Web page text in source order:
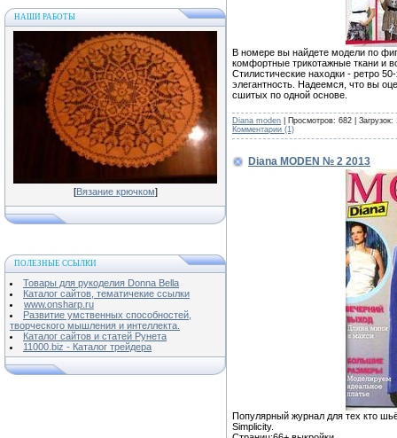
НАШИ РАБОТЫ
[Вязание крючком]
ПОЛЕЗНЫЕ ССЫЛКИ
Товары для рукоделия Donna Bella
Каталог сайтов, тематичекие ссылки
www.onsharp.ru
Развитие умственных способностей,
творческого мышления и интеллекта.
Каталог сайтов и статей Рунета
11000.biz - Каталог трейдера
В номере вы найдете модели по
комфортные трикотажные ткани и
Стилистические находки - ретро
элегантность. Надеемся, что вы
сшитых по одной основе.
Diana moden | Просмотров: 682 |
Комментарии (1)
Diana MODEN № 2 2013
Популярный журнал для тех кто
Simplicity.